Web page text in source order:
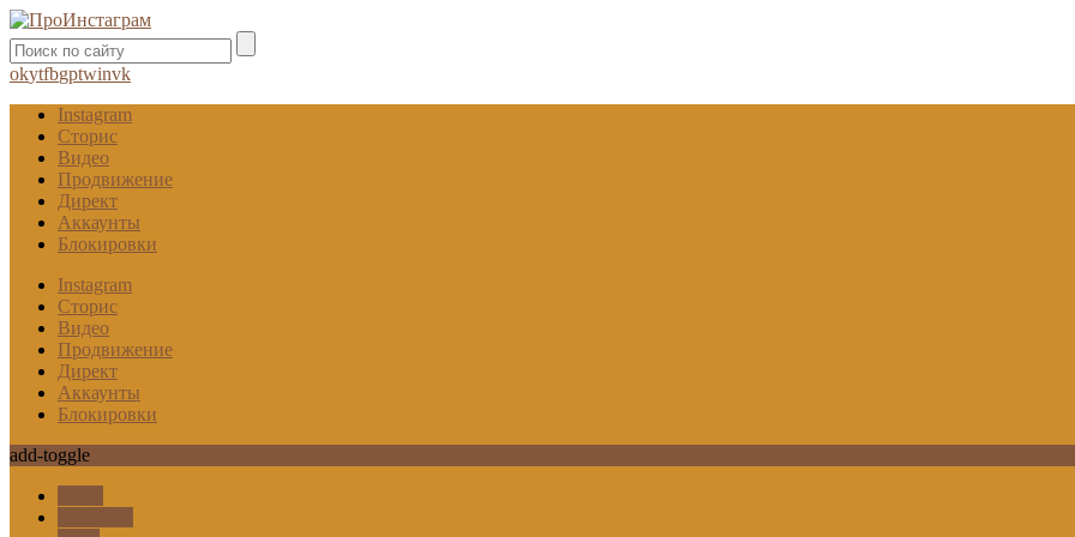
okytfbgptwinvk
Instagram
Сторис
Видео
Продвижение
Директ
Аккаунты
Блокировки
Instagram
Сторис
Видео
Продвижение
Директ
Аккаунты
Блокировки
add-toggle